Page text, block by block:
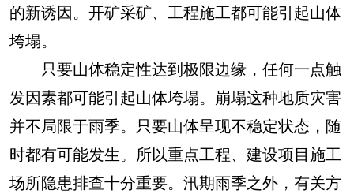
的新诱因。开矿采矿、工程施工都可能引起山体
垮塌。
只要山体稳定性达到极限边缘，任何一点触
发因素都可能引起山体垮塌。崩塌这种地质灾害
并不局限于雨季。只要山体呈现不稳定状态，随
时都有可能发生。所以重点工程、建设项目施工
场所隐患排查十分重要。汛期雨季之外，有关方